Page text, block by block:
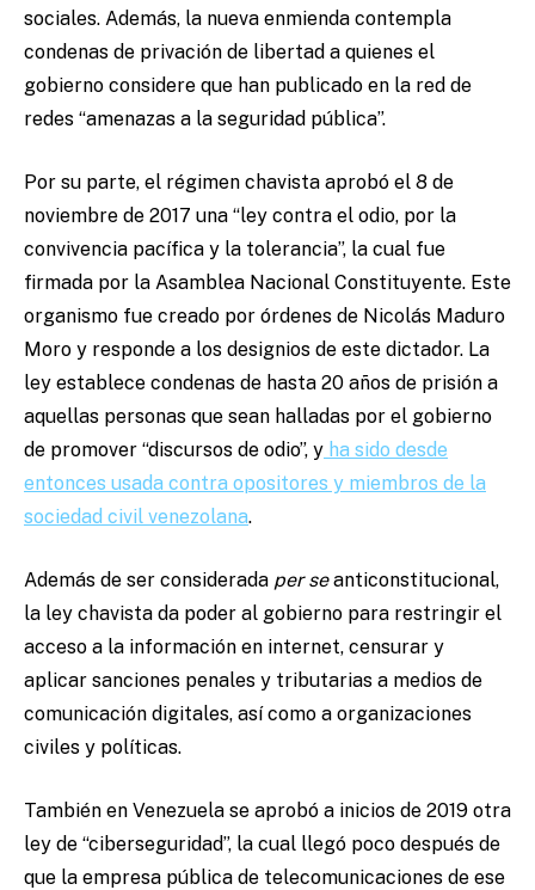
sociales. Además, la nueva enmienda contempla
condenas de privación de libertad a quienes el
gobierno considere que han publicado en la red de
redes “amenazas a la seguridad pública”.
Por su parte, el régimen chavista aprobó el 8 de
noviembre de 2017 una “ley contra el odio, por la
convivencia pacífica y la tolerancia”, la cual fue
firmada por la Asamblea Nacional Constituyente. Este
organismo fue creado por órdenes de Nicolás Maduro
Moro y responde a los designios de este dictador. La
ley establece condenas de hasta 20 años de prisión a
aquellas personas que sean halladas por el gobierno
de promover “discursos de odio”, y ha sido desde
entonces usada contra opositores y miembros de la
sociedad civil venezolana.
Además de ser considerada per seanticonstitucional,
la ley chavista da poder al gobierno para restringir el
acceso a la información en internet, censurar y
aplicar sanciones penales y tributarias a medios de
comunicación digitales, así como a organizaciones
civiles y políticas.
También en Venezuela se aprobó a inicios de 2019 otra
ley de “ciberseguridad”, la cual llegó poco después de
que la empresa pública de telecomunicaciones de ese